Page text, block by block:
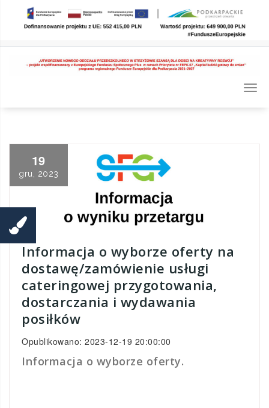
19
gru, 2023
Informacja o wyborze oferty na
dostawę/zamówienie usługi
cateringowej przygotowania,
dostarczania i wydawania
posiłków
Opublikowano: 2023-12-19 20:00:00
Informacja o wyborze oferty.